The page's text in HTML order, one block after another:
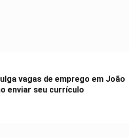
vagas de emprego em João
enviar seu currículo